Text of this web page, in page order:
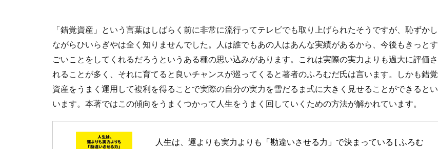
「錯覚資産」という言葉はしばらく前に非常に流行ってテレビでも取り上げられたそうですが、恥ずかし
ながらひいらぎやは全く知りませんでした。人は誰でもあの人はあんな実績があるから、今後もきっとす
ごいことをしてくれるだろうというある種の思い込みがあります。これは実際の実力よりも過大に評価さ
れることが多く、それに育てると良いチャンスが巡ってくると著者のふろむだ氏は言います。しかも錯覚
資産をうまく運用して複利を得ることで実際の自分の実力を雪だるま式に大きく見せることができるとい
います。本著ではこの傾向をうまくつかって人生をうまく回していくための方法が解かれています。
人生は、運よりも実力よりも「勘違いさせる力」で決まっている [ ふろむ